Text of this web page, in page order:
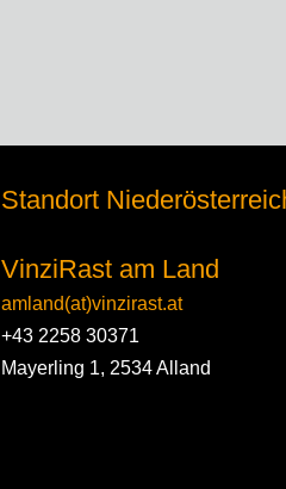
Standort
VinziRast am Land
amland(at)vinzirast.at
+43 2258 30371
Mayerling 1, 2534 Alland